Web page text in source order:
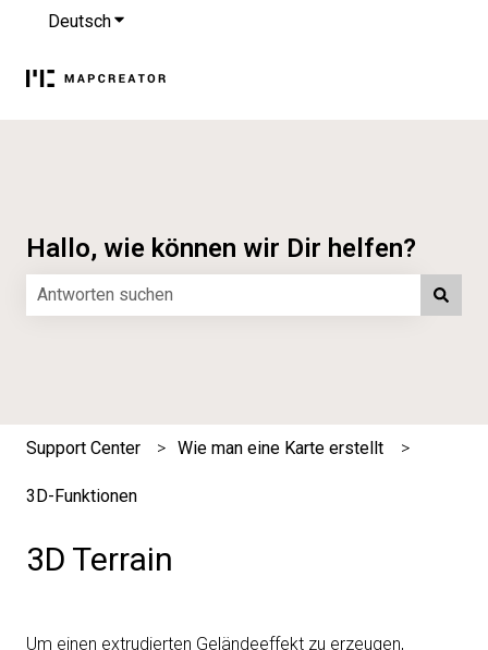
DeutschUntermenü für Übersetzungen anzeigen
Hallo, wie können wir Dir helfen?
Support Center Wie man eine Karte erstellt
3D-Funktionen
3D Terrain
Um einen extrudierten Geländeeffekt zu erzeugen,